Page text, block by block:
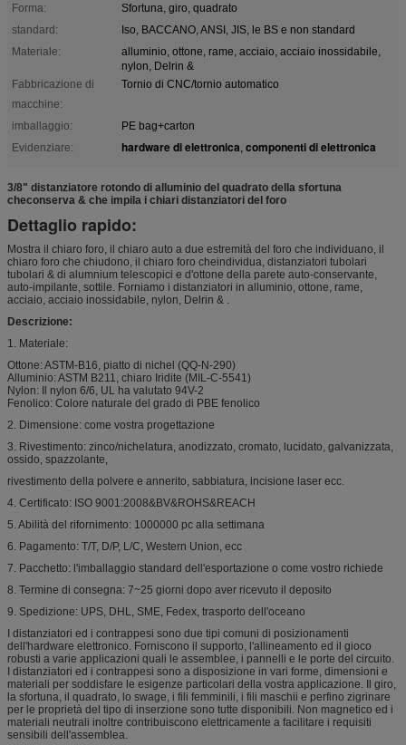
Forma:
Sfortuna, giro, quadrato
standard:
Iso, BACCANO, ANSI, JIS, le BS e non standard
Materiale:
alluminio, ottone, rame, acciaio, acciaio inossidabile,
nylon, Delrin &
Fabbricazione di
macchine:
Tornio di CNC/tornio automatico
imballaggio:
PE bag+carton
Evidenziare:
hardware di elettronica, componenti di elettronica
3/8" distanziatore rotondo di alluminio del quadrato della sfortuna
checonserva & che impila i chiari distanziatori del foro
Dettaglio rapido:
Mostra il chiaro foro, il chiaro auto a due estremità del foro che individuano, il
chiaro foro che chiudono, il chiaro foro cheindividua, distanziatori tubolari
tubolari & di alumnium telescopici e d'ottone della parete auto-conservante,
auto-impilante, sottile. Forniamo i distanziatori in alluminio, ottone, rame,
acciaio, acciaio inossidabile, nylon, Delrin & .
Descrizione:
1. Materiale:
Ottone: ASTM-B16, piatto di nichel (QQ-N-290)
Alluminio: ASTM B211, chiaro Iridite (MIL-C-5541)
Nylon: Il nylon 6/6, UL ha valutato 94V-2
Fenolico: Colore naturale del grado di PBE fenolico
2. Dimensione: come vostra progettazione
3. Rivestimento: zinco/nichelatura, anodizzato, cromato, lucidato, galvanizzata,
ossido, spazzolante,
rivestimento della polvere e annerito, sabbiatura, incisione laser ecc.
4. Certificato: ISO 9001:2008&BV&ROHS&REACH
5. Abilità del rifornimento: 1000000 pc alla settimana
6. Pagamento: T/T, D/P, L/C, Western Union, ecc
7. Pacchetto: l'imballaggio standard dell'esportazione o come vostro richiede
8. Termine di consegna: 7~25 giorni dopo aver ricevuto il deposito
9. Spedizione: UPS, DHL, SME, Fedex, trasporto dell'oceano
I distanziatori ed i contrappesi sono due tipi comuni di posizionamenti
dell'hardware elettronico. Forniscono il supporto, l'allineamento ed il gioco
robusti a varie applicazioni quali le assemblee, i pannelli e le porte del circuito.
I distanziatori ed i contrappesi sono a disposizione in vari forme, dimensioni e
materiali per soddisfare le esigenze particolari della vostra applicazione. Il giro,
la sfortuna, il quadrato, lo swage, i fili femminili, i fili maschii e perfino zigrinare
per le proprietà del tipo di inserzione sono tutte disponibili. Non magnetico ed i
materiali neutrali inoltre contribuiscono elettricamente a facilitare i requisiti
sensibili dell'assemblea.